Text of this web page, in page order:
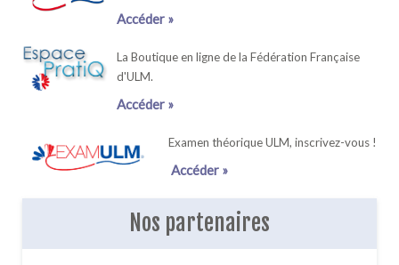
Accéder »
La Boutique en ligne de la Fédération Française
d'ULM.
Accéder »
Examen théorique ULM, inscrivez-vous !
Accéder »
Nos partenaires